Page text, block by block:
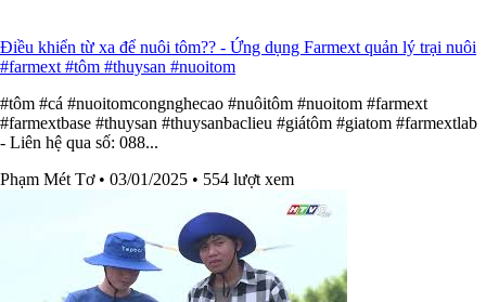
Điều khiển từ xa để nuôi tôm?? - Ứng dụng Farmext quản lý trại nuôi
#farmext #tôm #thuysan #nuoitom
#tôm #cá #nuoitomcongnghecao #nuôitôm #nuoitom #farmext
#farmextbase #thuysan #thuysanbaclieu #giátôm #giatom #farmextlab
- Liên hệ qua số: 088...
Phạm Mét Tơ • 03/01/2025 • 554 lượt xem